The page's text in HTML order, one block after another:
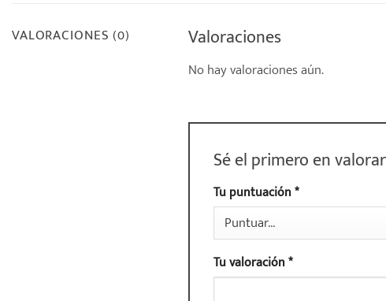
VALORACIONES (0) Valoraciones
No hay valoraciones aún.
Sé el primero en
Tu puntuación*
Tu valoración*